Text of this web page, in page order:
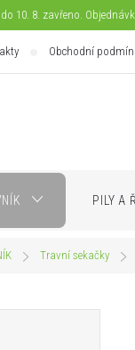
10. 8. zavřeno.
Obchodní
PILY A
Travní sekačky